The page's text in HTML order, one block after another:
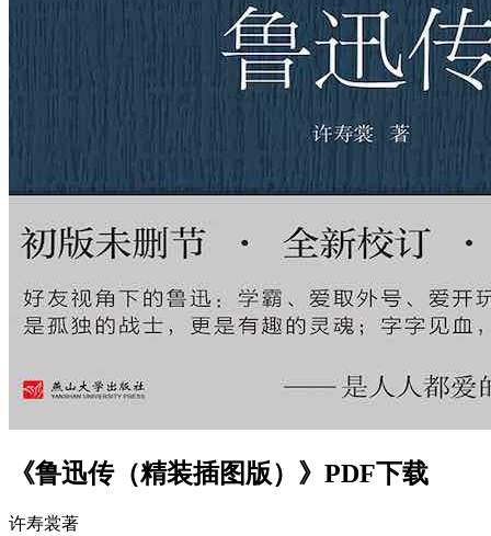
《鲁迅传（精装插图版）》PDF下载
许寿裳著